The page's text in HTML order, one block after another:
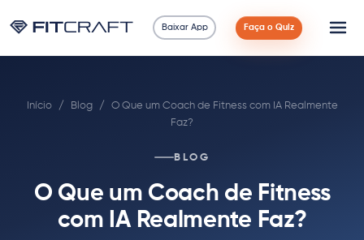
Baixar App Faça o Quiz
Guias
90 Dias
Início / Blog /
O Que um Coach de Fitness com IA Realmente
Faz?
BLOG
O Que um Coach de Fitness
com IA Realmente Faz?